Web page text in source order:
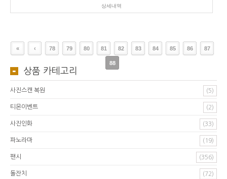
상세내역
« ‹ 78 79 80 81 82 83 84 85 86 87
88
상품 카테고리
사진스캔 복원 (5)
티몬이벤트 (2)
사진인화 (33)
파노라마 (19)
팬시 (356)
돌잔치 (72)